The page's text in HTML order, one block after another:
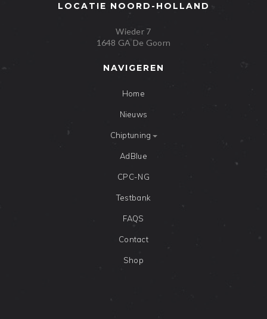
LOCATIE NOORD-HOLLAND
Wieder 7
1648 GA De Goorn
NAVIGEREN
Home
Nieuws
Chiptuning
AdBlue
CPC-NG
Testbank
FAQS
Contact
Shop